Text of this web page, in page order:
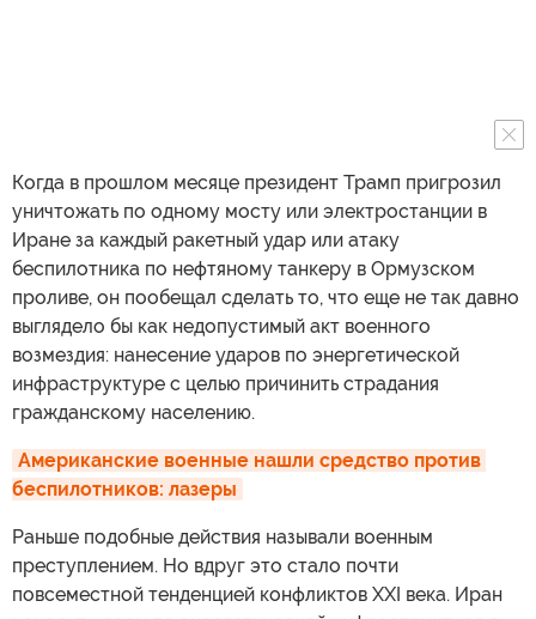
Когда в прошлом месяце президент Трамп пригрозил
уничтожать по одному мосту или электростанции в
Иране за каждый ракетный удар или атаку
беспилотника по нефтяному танкеру в Ормузском
проливе, он пообещал сделать то, что еще не так давно
выглядело бы как недопустимый акт военного
возмездия: нанесение ударов по энергетической
инфраструктуре с целью причинить страдания
гражданскому населению.
Американские военные нашли средство против
беспилотников: лазеры
Раньше подобные действия называли военным
преступлением. Но вдруг это стало почти
повсеместной тенденцией конфликтов XXI века. Иран